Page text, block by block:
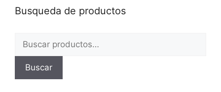
Busqueda de productos
Buscar
Buscar